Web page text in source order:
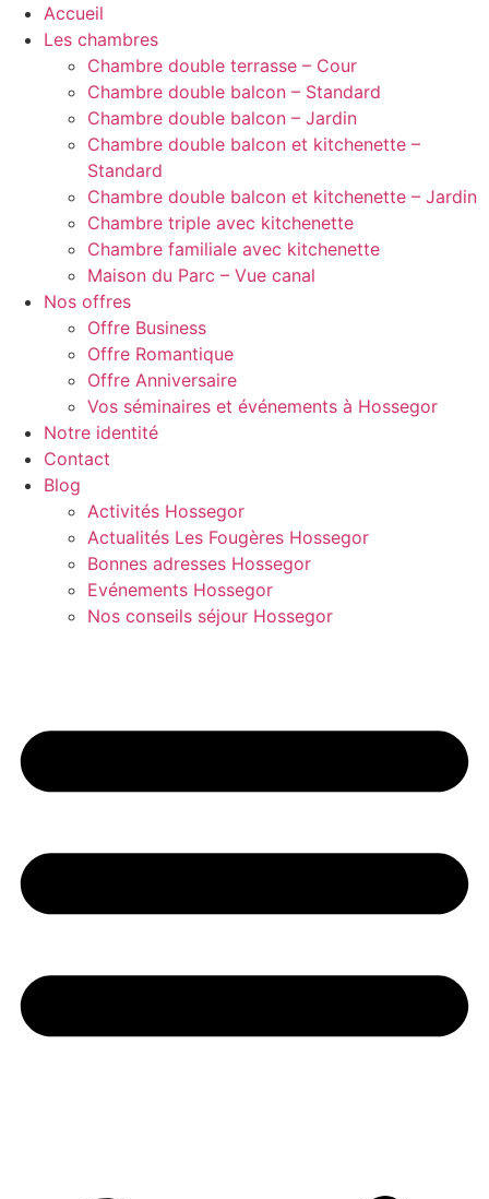
Aller Accueil
Les chambres
Chambre double terrasse – Cour
Chambre double balcon – Standard
Chambre double balcon – Jardin
Chambre double balcon et kitchenette –
Standard
Chambre double balcon et kitchenette – Jardin
Chambre triple avec kitchenette
Chambre familiale avec kitchenette
Maison du Parc – Vue canal
Nos offres
Offre Business
Offre Romantique
Offre Anniversaire
Vos séminaires et événements à Hossegor
Notre identité
Contact
Blog
Activités Hossegor
Actualités Les Fougères Hossegor
Bonnes adresses Hossegor
Evénements Hossegor
Nos conseils séjour Hossegor